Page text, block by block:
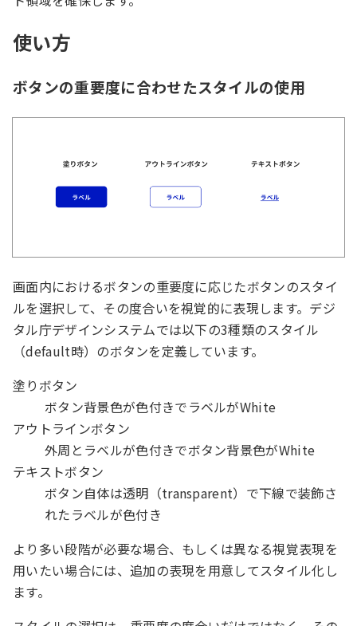
使い方
ボタンの重要度に合わせたスタイルの使用
画面内におけるボタンの重要度に応じたボタンのスタイ
ルを選択して、その度合いを視覚的に表現します。デジ
タル庁デザインシステムでは以下の3種類のスタイル
（default時）のボタンを定義しています。
塗りボタン
ボタン背景色が色付きでラベルがWhite
アウトラインボタン
外周とラベルが色付きでボタン背景色がWhite
テキストボタン
ボタン自体は透明（transparent）で下線で装飾さ
れたラベルが色付き
より多い段階が必要な場合、もしくは異なる視覚表現を
用いたい場合には、追加の表現を用意してスタイル化し
ます。